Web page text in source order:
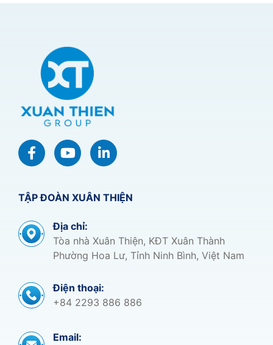
TẬP ĐOÀN XUÂN THIỆN
Địa chỉ:
Tòa nhà Xuân Thiện, KĐT Xuân Thành
Phường Hoa Lư, Tỉnh Ninh Bình, Việt Nam
Điện thoại:
+84 2293 886 886
Email: